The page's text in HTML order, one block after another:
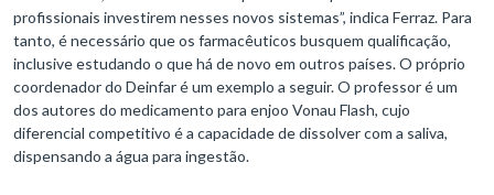
profissionais investirem nesses novos sistemas”, indica Ferraz. Para
tanto, é necessário que os farmacêuticos busquem qualificação,
inclusive estudando o que há de novo em outros países. O próprio
coordenador do Deinfar é um exemplo a seguir. O professor é um
dos autores do medicamento para enjoo Vonau Flash, cujo
diferencial competitivo é a capacidade de dissolver com a saliva,
dispensando a água para ingestão.